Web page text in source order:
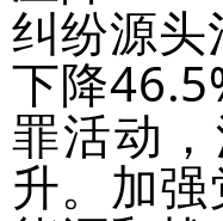
纠纷源
下降
罪活动
升。加